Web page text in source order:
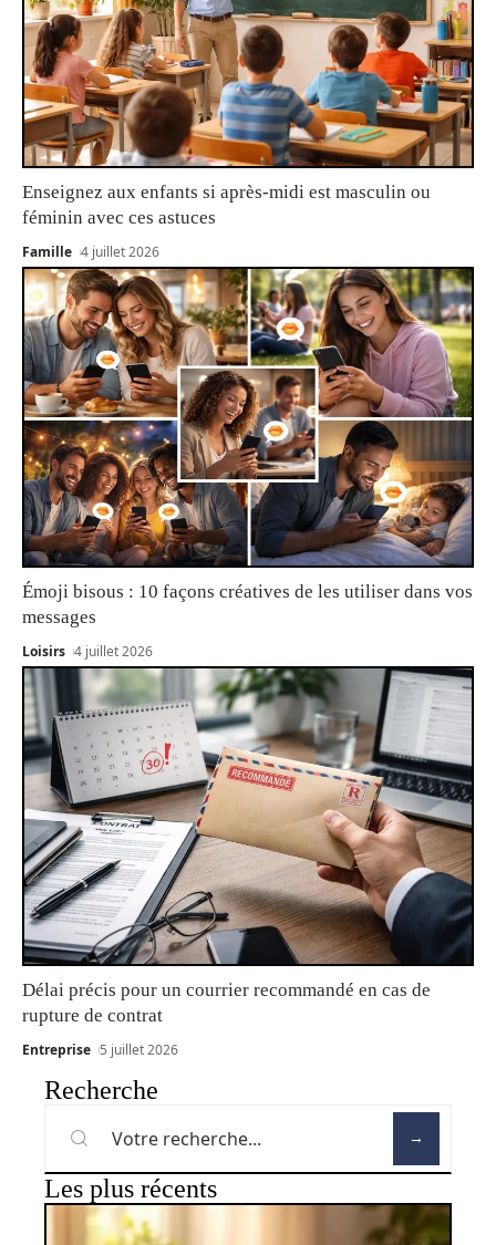
Enseignez aux enfants si après-midi est masculin ou
féminin avec ces astuces
Famille 4 juillet 2026
Émoji bisous : 10 façons créatives de les utiliser dans vos
messages
Loisirs 4 juillet 2026
Délai précis pour un courrier recommandé en cas de
rupture de contrat
Entreprise 5 juillet 2026
Recherche
Les plus récents